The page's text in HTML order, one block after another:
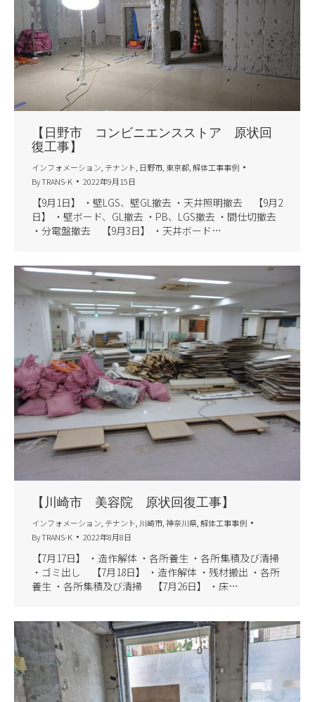
【日野市 コンビニエンスストア 原状回
復工事】
インフォメーション テナント 日野市 東京都 解体工事事例
ByTRANS-K 2022年9月15日
【9月1日】 ・壁LGS、壁GL撤去 ・天井照明撤去 【9月2
日】 ・壁ボード、GL撤去 ・PB、LGS撤去 ・間仕切撤去
・分電盤撤去 【9月3日】 ・天井ボード…
【川崎市 美容院 原状回復工事】
インフォメーション テナント 川崎市 神奈川県 解体工事事例
ByTRANS-K 2022年8月8日
【7月17日】 ・造作解体 ・各所養生 ・各所集積及び清掃
・ゴミ出し 【7月18日】 ・造作解体 ・残材搬出 ・各所
養生 ・各所集積及び清掃 【7月26日】 ・床…